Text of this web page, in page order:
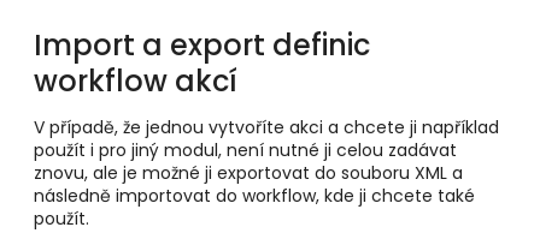
Import a export definic
workflow akcí
V případě, že jednou vytvoříte akci a chcete ji například
použít i pro jiný modul, není nutné ji celou zadávat
znovu, ale je možné ji exportovat do souboru XML a
následně importovat do workflow, kde ji chcete také
použít.